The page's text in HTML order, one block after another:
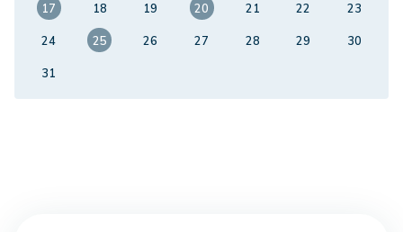
17
18 19 20 21 22
23
24
25 26 27 28 29
30
31